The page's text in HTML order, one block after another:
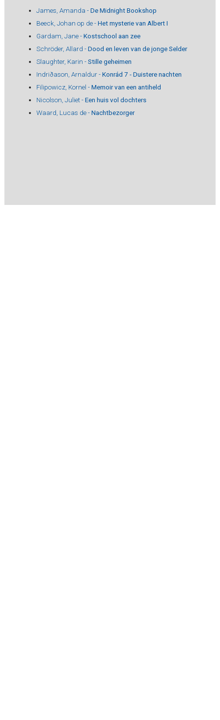
James, Amanda -De Midnight Bookshop
Beeck, Johan op de -Het mysterie van Albert I
Gardam, Jane -Kostschool aan zee
Schröder, Allard -Dood en leven van de jonge Selder
Slaughter, Karin -Stille geheimen
Indriðason, Arnaldur -Konrád 7 - Duistere nachten
Filipowicz, Kornel -Memoir van een antiheld
Nicolson, Juliet -Een huis vol dochters
Waard, Lucas de -Nachtbezorger